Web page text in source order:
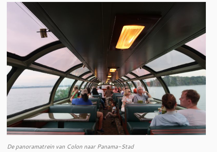
De panoramatrein van Colon naar Panama-Stad